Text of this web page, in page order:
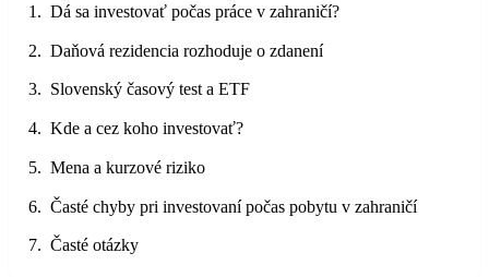
Dá sa investovať počas práce v zahraničí?
Daňová rezidencia rozhoduje o zdanení
Slovenský časový test a ETF
Kde a cez koho investovať?
Mena a kurzové riziko
Časté chyby pri investovaní počas pobytu v zahraničí
Časté otázky